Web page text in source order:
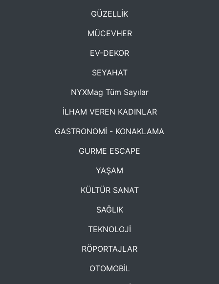
GÜZELLİK
MÜCEVHER
EV-DEKOR
SEYAHAT
NYXMag Tüm Sayılar
İLHAM VEREN KADINLAR
GASTRONOMİ - KONAKLAMA
GURME ESCAPE
YAŞAM
KÜLTÜR SANAT
SAĞLIK
TEKNOLOJİ
RÖPORTAJLAR
OTOMOBİL